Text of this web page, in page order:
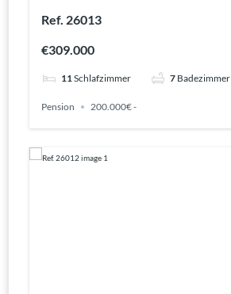
Ref. 26013
€309.000
11Schlafzimmer 7 Badezimmer
Pension 200.000€ -